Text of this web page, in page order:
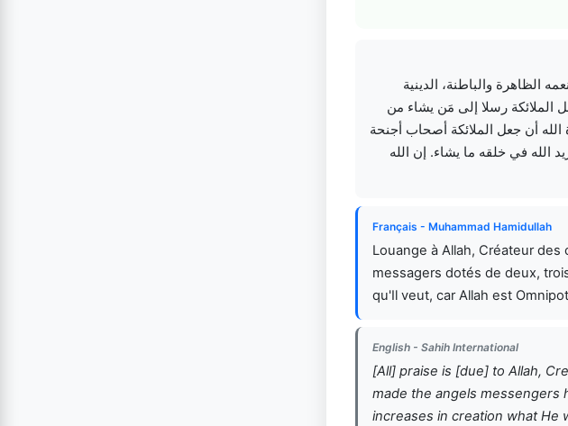
الظاهرة والباطنة، الدينية
الملائكة رسلا إلى مَن يشاء من
أن جعل الملائكة أصحاب أجنحة
الله في خلقه ما يشاء. إن الله
Français - Muhammad Hamidullah
Louange à Allah, Créateur
messagers dotés de deux,
qu'Il veut, car Allah est
English - Sahih International
[All] praise is [due] to Allah,
made the angels messengers
increases in creation what He